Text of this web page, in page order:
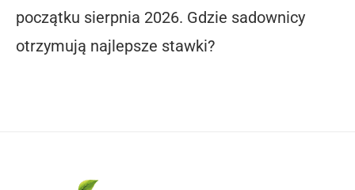
początku sierpnia 2026. Gdzie sadownicy
otrzymują najlepsze stawki?